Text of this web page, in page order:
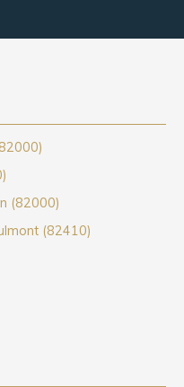
(82000)
(82410)